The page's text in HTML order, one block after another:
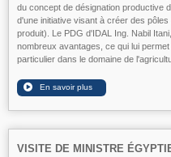
du concept de désignation productive
d'une initiative visant à créer des
produit). Le PDG d'IDAL Ing. Nabil
nombreux avantages, ce qui lui
particulier dans le domaine de
VISITE DE MINISTRE